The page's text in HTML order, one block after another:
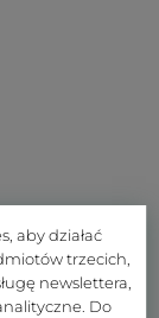
aby działać
trzecich,
newslettera,
Do